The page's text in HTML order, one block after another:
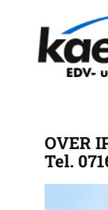
OVER
Tel.